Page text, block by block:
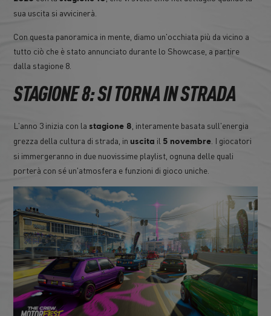
sua uscita si avvicinerà.
Con questa panoramica in mente, diamo un'occhiata più da vicino a
tutto ciò che è stato annunciato durante lo Showcase, a partire
dalla stagione 8.
STAGIONE 8: SI TORNA IN STRADA
L'anno 3 inizia con lastagione 8 , interamente basata sull'energia
grezza della cultura di strada, inuscita il 5 novembre . I giocatori
si immergeranno in due nuovissime playlist, ognuna delle quali
porterà con sé un'atmosfera e funzioni di gioco uniche.